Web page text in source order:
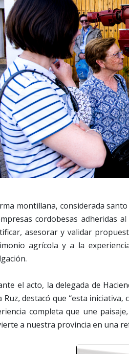
montillana, considerada
cordobesas adheridas al
asesorar y validar
agrícola y a la
el acto, la delegada de
Ruz, destacó que “esta
completa que une
a nuestra provincia en una